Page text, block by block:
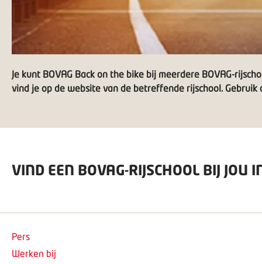
Je kunt BOVAG Back on the bike bij meerdere BOVAG-
vind je op de website van de betreffende rijschool.
VIND EEN BOVAG-RIJSCHOOL BIJ JOU
Pers
Werken bij